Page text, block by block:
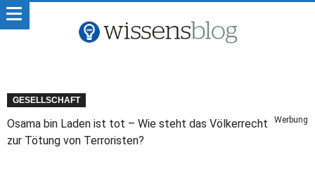
GESELLSCHAFT
Osama bin Laden ist tot – Wie steht das Völkerrecht
zur Tötung von Terroristen?
Werbung